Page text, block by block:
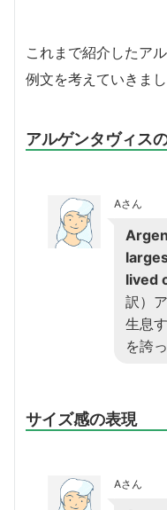
これまで紹介したア
例文を考えていきまし
アルゲンタヴィス
Aさん
lived
訳）
生息
を誇っ
サイズ感の表現
Aさん